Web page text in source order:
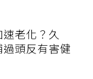
老化？久
頭反有害健